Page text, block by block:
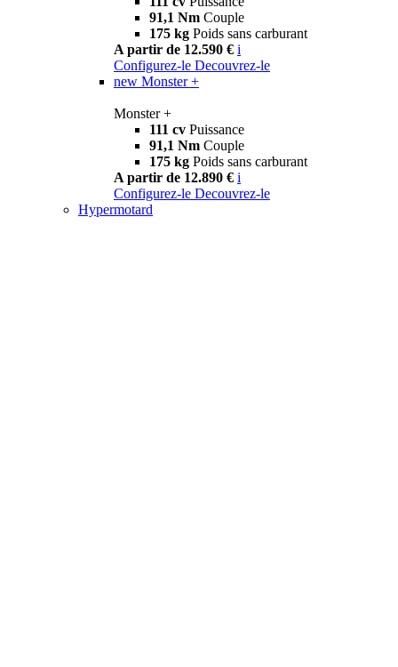
91,1 Nm Couple
175 kg Poids sans carburant
A partir de 12.590 € i
Configurez-le Decouvrez-le
new Monster +
Monster +
111 cv Puissance
91,1 Nm Couple
175 kg Poids sans carburant
A partir de 12.890 € i
Configurez-le Decouvrez-le
Hypermotard